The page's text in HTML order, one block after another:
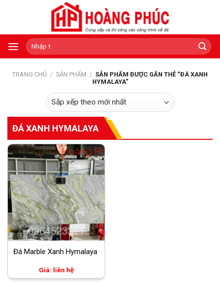
Tìm
kiếm:
TRANG CHỦ / SẢN PHẨM / SẢN PHẨM ĐƯỢC GẮN THẺ “ĐÁ XANH
HYMALAYA”
ĐÁ XANH HYMALAYA
Đá Marble Xanh Hymalaya
Giá: liên hệ